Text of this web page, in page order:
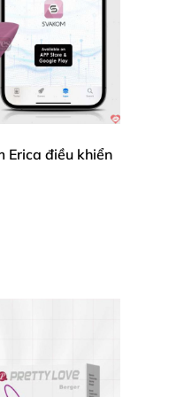
làm mới
Erica điều khiển